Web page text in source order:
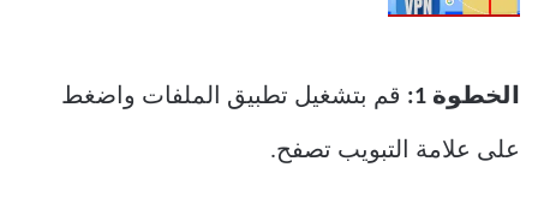
الخطوة 1: قم بتشغيل تطبيق الملفات واضغط
على علامة التبويب تصفح.